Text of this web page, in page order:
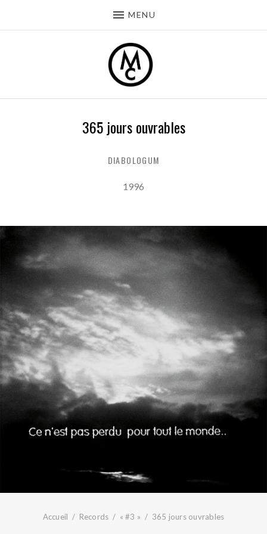
MENU
365 jours ouvrables
DIABOLOGUM
Released:
1996
Accueil Records « #3 » 365 jours ouvrables